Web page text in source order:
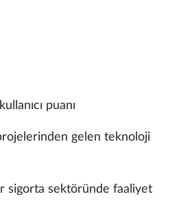
puanı
gelen teknoloji
sigorta sektöründe faaliyet